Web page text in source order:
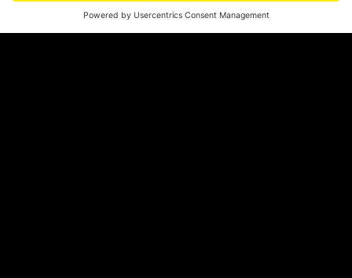
¿Quieres escribir en 070?